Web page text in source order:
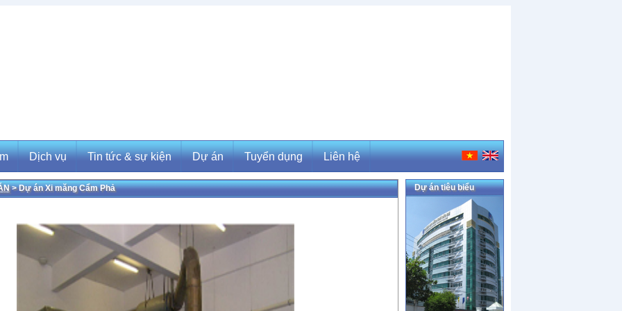
Dịch vụ
Dịch vụ
Tin tức & sự kiện
Tin tức & sự kiện
Dự án
Dự án
Tuyển dụng
Tuyển dụng
Liên hệ
Liên hệ
> Dự án Xi măng Cẩm Phả Dự án tiêu biểu